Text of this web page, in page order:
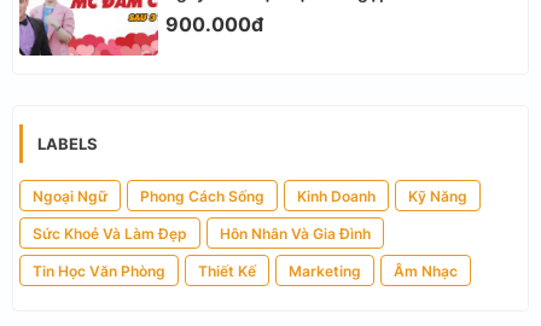
900.000đ
LABELS
Ngoại Ngữ Phong Cách Sống Kinh Doanh Kỹ Năng
Sức Khoẻ Và Làm Đẹp Hôn Nhân Và Gia Đình
Tin Học Văn Phòng Thiết Kế Marketing Âm Nhạc